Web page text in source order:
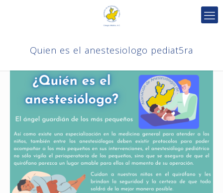
Quien es el anestesiologo pediat5ra